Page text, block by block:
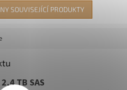
SOUVISEJÍCÍ PRODUKTY
TB SAS